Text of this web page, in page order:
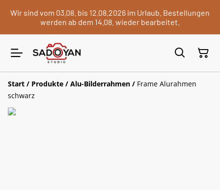
Wir sind vom 03.08. bis 12.08.2026 im Urlaub. Bestellungen
werden ab dem 14.08. wieder bearbeitet.
Start / Produkte / Alu-Bilderrahmen / Frame Alurahmen
schwarz